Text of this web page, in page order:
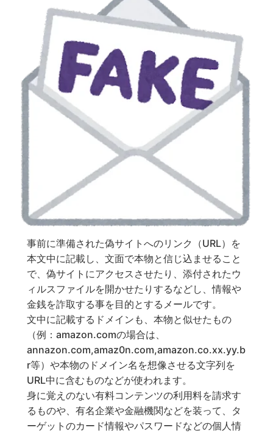
事前に準備された偽サイトへのリンク（URL）を
本文中に記載し、文面で本物と信じ込ませること
で、偽サイトにアクセスさせたり、添付されたウ
ィルスファイルを開かせたりするなどし、情報や
金銭を詐取する事を目的とするメールです。
文中に記載するドメインも、本物と似せたもの
（例：amazon.comの場合は、
annazon.com,amaz0n.com,amazon.co.xx.yy.b
r等）や本物のドメイン名を想像させる文字列を
URL中に含むものなどが使われます。
身に覚えのない有料コンテンツの利用料を請求す
るものや、有名企業や金融機関などを装って、タ
ーゲットのカード情報やパスワードなどの個人情